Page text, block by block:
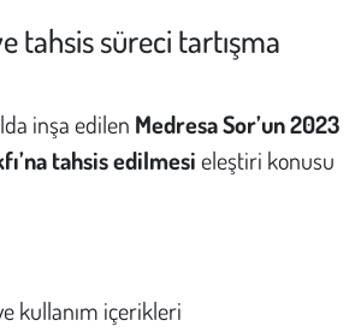
tahsis süreci tartışma
inşa edilen Medresa Sor’un 2023
tahsis edilmesi eleştiri konusu
kullanım içerikleri